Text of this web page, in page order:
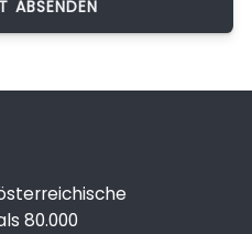
80.000